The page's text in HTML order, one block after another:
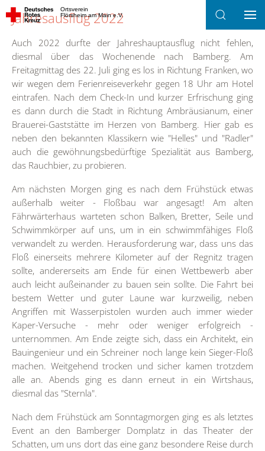
Ortsverein
Flörsheim am Main e.V.
Jahresausflug 2022
Auch 2022 durfte der Jahreshauptausflug nicht fehlen,
diesmal über das Wochenende nach Bamberg. Am
Freitagmittag des 22. Juli ging es los in Richtung Franken, wo
wir wegen dem Ferienreiseverkehr gegen 18 Uhr am Hotel
eintrafen. Nach dem Check-In und kurzer Erfrischung ging
es dann durch die Stadt in Richtung Ambräusianum, einer
Brauerei-Gaststätte im Herzen von Bamberg. Hier gab es
neben den bekannten Klassikern wie "Helles" und "Radler"
auch die gewöhnungsbedürftige Spezialität aus Bamberg,
das Rauchbier, zu probieren.
Am nächsten Morgen ging es nach dem Frühstück etwas
außerhalb weiter - Floßbau war angesagt! Am alten
Fährwärterhaus warteten schon Balken, Bretter, Seile und
Schwimmkörper auf uns, um in ein schwimmfähiges Floß
verwandelt zu werden. Herausforderung war, dass uns das
Floß einerseits mehrere Kilometer auf der Regnitz tragen
sollte, andererseits am Ende für einen Wettbewerb aber
auch leicht außeinander zu bauen sein sollte. Die Fahrt bei
bestem Wetter und guter Laune war kurzweilig, neben
Angriffen mit Wasserpistolen wurden auch immer wieder
Kaper-Versuche - mehr oder weniger erfolgreich -
unternommen. Am Ende zeigte sich, dass ein Architekt, ein
Bauingenieur und ein Schreiner noch lange kein Sieger-Floß
machen. Weitgehend trocken und sicher kamen trotzdem
alle an. Abends ging es dann erneut in ein Wirtshaus,
diesmal das "Sternla".
Nach dem Frühstück am Sonntagmorgen ging es als letztes
Event an den Bamberger Domplatz in das Theater der
Schatten, um uns dort das eine ganz besondere Reise durch